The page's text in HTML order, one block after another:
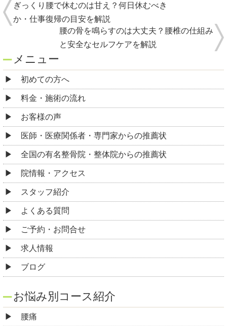
ぎっくり腰で休むのは甘え？何日休むべき
か・仕事復帰の目安を解説
腰の骨を鳴らすのは大丈夫？腰椎の仕組み
と安全なセルフケアを解説
メニュー
初めての方へ
料金・施術の流れ
お客様の声
医師・医療関係者・専門家からの推薦状
全国の有名整骨院・整体院からの推薦状
院情報・アクセス
スタッフ紹介
よくある質問
ご予約・お問合せ
求人情報
ブログ
お悩み別コース紹介
腰痛